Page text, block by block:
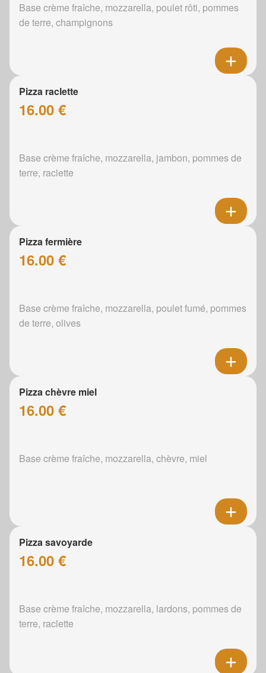
Base crème fraîche, mozzarella, poulet rôti, pommes
de terre, champignons
Pizza raclette
16.00 €
Base crème fraîche, mozzarella, jambon, pommes de
terre, raclette
Pizza fermière
16.00 €
Base crème fraîche, mozzarella, poulet fumé, pommes
de terre, olives
Pizza chèvre miel
16.00 €
Base crème fraîche, mozzarella, chèvre, miel
Pizza savoyarde
16.00 €
Base crème fraîche, mozzarella, lardons, pommes de
terre, raclette